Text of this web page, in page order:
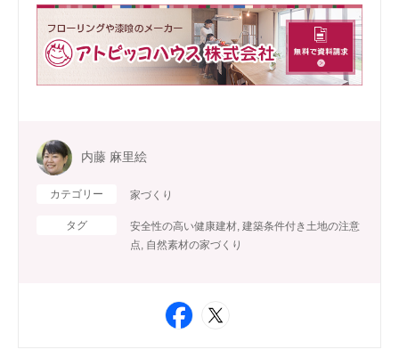
内藤 麻里絵
カテゴリー 家づくり
タグ 安全性の高い健康建材, 建築条件付き土地の注意
点, 自然素材の家づくり